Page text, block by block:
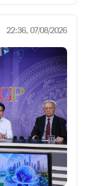
22:36, 07/08/2026